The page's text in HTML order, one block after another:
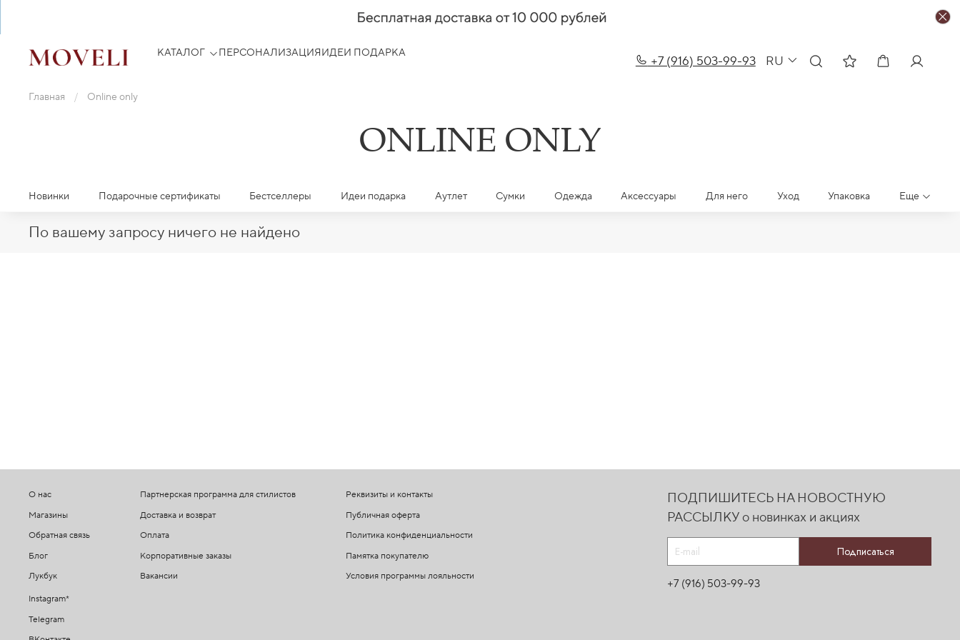
+7 (916) 503-99-93 RU
КАТАЛОГ ПЕРСОНАЛИЗАЦИЯИДЕИ ПОДАРКА
Главная Online only
ONLINE ONLY
Новинки Подарочные сертификаты Бестселлеры Идеи подарка Аутлет Сумки Одежда Аксессуары Для него Уход Упаковка Еще
По вашему запросу ничего не найдено
О нас
Магазины
Обратная связь
Блог
Лукбук
Партнерская программа для стилистов
Доставка и возврат
Оплата
Корпоративные заказы
Вакансии
Реквизиты и контакты
Публичная оферта
Политика конфиденциальности
Памятка покупателю
Условия программы лояльности
Instagram*
Telegram
ПОДПИШИТЕСЬ НА НОВОСТНУЮ
РАССЫЛКУ о новинках и акциях
Подписаться
+7 (916) 503-99-93